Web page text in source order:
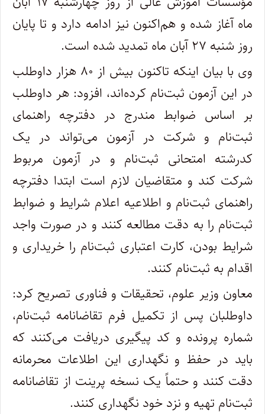
ماه آغاز شده و هم‌اکنون نیز ادامه دارد و تا پایان
روز شنبه ۲۷ آبان ماه تمدید شده است.
وی با بیان اینکه تاکنون بیش از ۸۰ هزار داوطلب
در این آزمون ثبت‌نام کرده‌اند، افزود: هر داوطلب
بر اساس ضوابط مندرج در دفترچه راهنمای
ثبت‌نام و شرکت در آزمون می‌تواند در یک
کدرشته‌ امتحانی ثبت‌نام‌ و در آزمون مربوط
شرکت‌ کند و متقاضیان لازم است ابتدا دفترچه
راهنمای ثبت‌نام و اطلاعیه اعلام شرایط و ضوابط
ثبت‌نام را به دقت مطالعه کنند و در صورت واجد
شرایط بودن، کارت اعتباری ثبت‌نام را خریداری و
اقدام به ثبت‌نام کنند.
معاون وزیر علوم، تحقیقات و فناوری تصریح کرد:
داوطلبان پس از تکمیل فرم تقاضانامه ثبت‌نام،
شماره پرونده و کد پیگیری دریافت می‌کنند که
باید در حفظ و نگهداری این اطلاعات محرمانه
دقت کنند و حتماً یک نسخه پرینت از تقاضانامه
ثبت‌نام تهیه و نزد خود نگهداری کنند.